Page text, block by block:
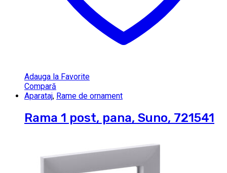
Adauga la Favorite
Compară
Aparataj, Rame de ornament
Rama 1 post, pana, Suno, 721541